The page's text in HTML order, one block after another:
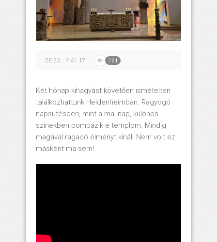
2025. MAI 17 701
Két hónap kihagyást követően ismételten
találkozhattunk Heidenheimban. Ragyogó
napsütésben, mint a mai nap, különös
színekben pompázik e templom. Mindig
magával ragadó élményt kínál. Nem volt ez
másként ma sem!